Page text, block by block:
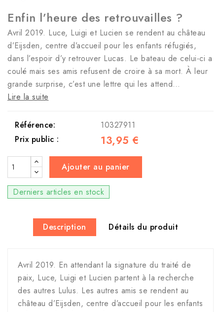
Enfin l’heure des retrouvailles ?
Avril 2019. Luce, Luigi et Lucien se rendent au château
d’Eijsden, centre d’accueil pour les enfants réfugiés,
dans l’espoir d’y retrouver Lucas. Le bateau de celui-ci a
coulé mais ses amis refusent de croire à sa mort. À leur
grande surprise, c’est une lettre qui les attend…
Lire la suite
Référence:
10327911
Prix public :
13,95 €
Ajouter au panier
Derniers articles en stock
Description Détails du produit
Avril 2019. En attendant la signature du traité de
paix, Luce, Luigi et Lucien partent à la recherche
des autres Lulus. Les autres amis se rendent au
château d’Eijsden, centre d’accueil pour les enfants